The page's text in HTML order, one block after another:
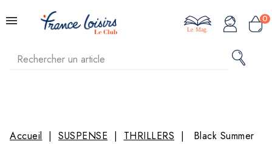
0
Le Mag
Accueil SUSPENSE THRILLERS Black Summer